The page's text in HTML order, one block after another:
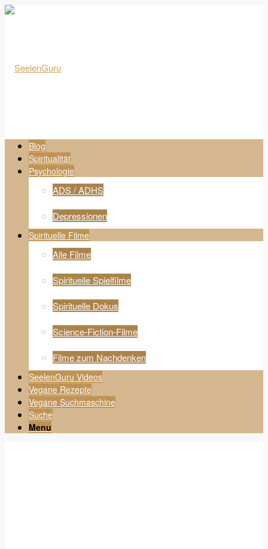
Blog
Spiritualität
Psychologie
ADS / ADHS
Depressionen
Spirituelle Filme
Alle Filme
Spirituelle Spielfilme
Spirituelle Dokus
Science-Fiction-Filme
Filme zum Nachdenken
SeelenGuru Videos
Vegane Rezepte
Vegane Suchmaschine
Suche
Menu